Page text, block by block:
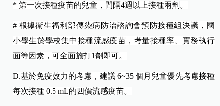
*第一次接種疫苗的兒童，間隔4週以上接種兩劑。
# 根據衛生福利部傳染病防治諮詢會預防接種組決議，國
小學生於學校集中接種流感疫苗，考量接種率、實務執行
面等因素，可全面施打1劑即可。
D.基於免疫效力的考慮，建議 6~35 個月兒童優先考慮接種
每次接種 0.5 mL的四價流感疫苗。